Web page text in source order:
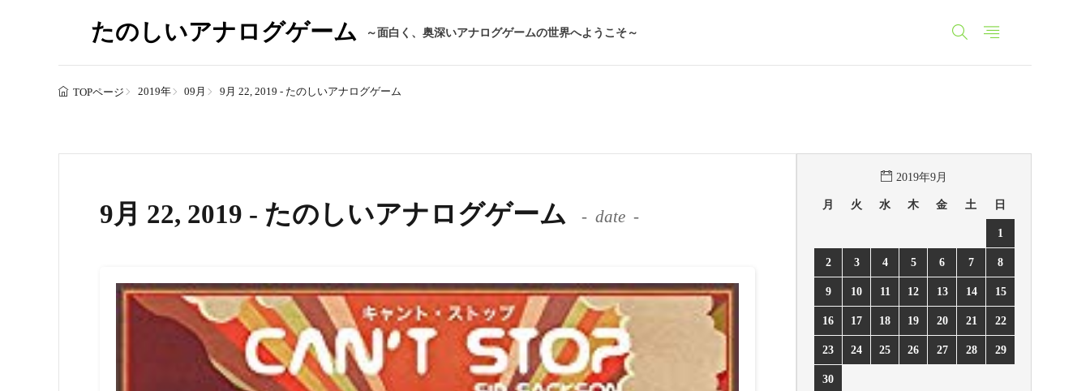
たのしいアナログゲーム ～面白く、奥深いアナログゲームの世界へようこそ～
TOPページ 2019年 09月 9月 22, 2019 - たのしいアナログゲーム
9月 22, 2019 - たのしいアナログゲーム date
2019年9月
月 火 水 木 金 土 日
1
2 3 4 5 6 7 8
9 10 11 12 13 14 15
16 17 18 19 20 21 22
23 24 25 26 27 28 29
30